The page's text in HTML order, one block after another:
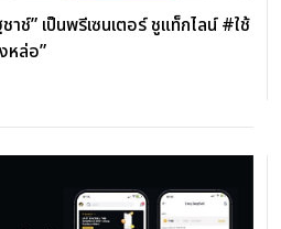
ช์” เป็นพรีเซนเตอร์ ชูแท็กไลน์ #ใช้
หล่อ”